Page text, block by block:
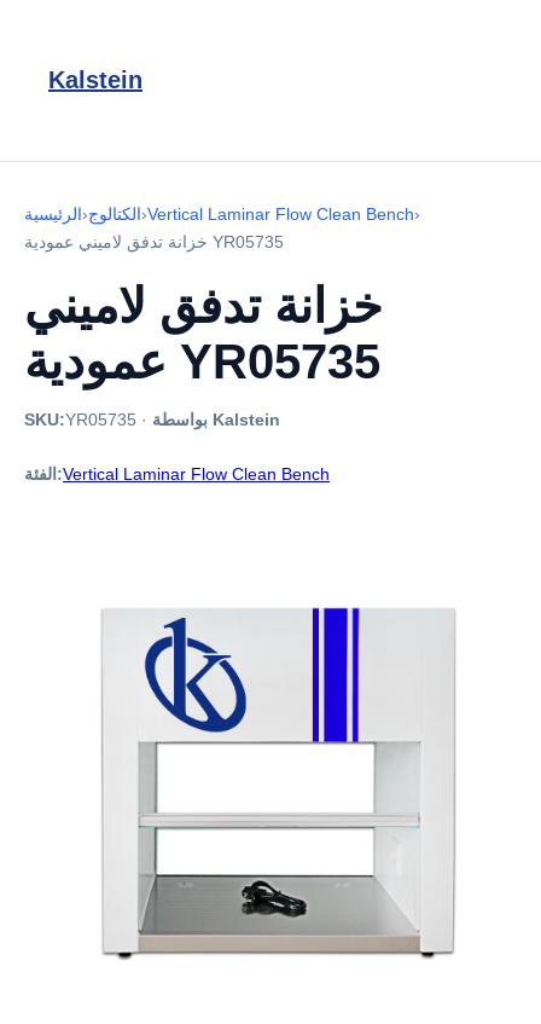
Kalstein
الرئيسية›الكتالوج›Vertical Laminar Flow Clean Bench›
خزانة تدفق لاميني عمودية YR05735
خزانة تدفق لاميني
عمودية YR05735
SKU:YR05735 · بواسطة Kalstein
الفئة:Vertical Laminar Flow Clean Bench